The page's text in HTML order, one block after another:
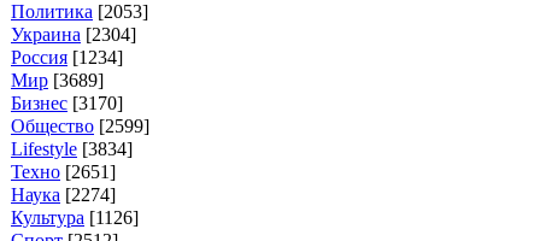
Политика [2053]
Украина [2304]
Россия [1234]
Мир [3689]
Бизнес [3170]
Общество [2599]
Lifestyle [3834]
Техно [2651]
Наука [2274]
Культура [1126]